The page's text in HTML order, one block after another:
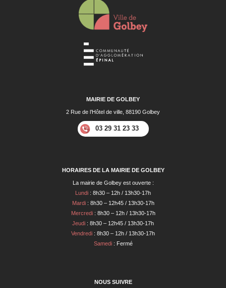
MAIRIE DE GOLBEY
2 Rue de l’Hôtel de ville, 88190 Golbey
03 29 31 23 33
HORAIRES DE LA MAIRIE DE GOLBEY
La mairie de Golbey est ouverte :
Lundi : 8h30 – 12h / 13h30-17h
Mardi: 8h30 – 12h45 / 13h30-17h
Mercredi: 8h30 – 12h / 13h30-17h
Jeudi : 8h30 – 12h45 / 13h30-17h
Vendredi : 8h30 – 12h / 13h30-17h
Samedi: Fermé
NOUS SUIVRE